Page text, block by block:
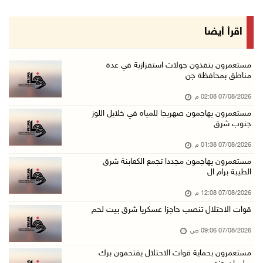
الذهب يتجه لأفضل أداء أسبوعي منذ كانون الثاني
قوات الاحتلال تنصب حاجزا عسكريا شرق بيت لحم
مستعمرون بحماية قوات الاحتلال يقتحمون برك سلي ...
محافظة القدس: انسحاب قوات الاحتلال من مخيم قل ...
07/آب/2026 08:23 ص
الطقس: أجواء صافية صيفية والحرارة حول معدلها ...
07/آب/2026 08:15 ص
تواصل انتهاكات الاحتلال والمستعمرين: اعتقالات ...
اقرأ أيضا
مستعمرون ينفذون جولات استفزازية في عدة
مناطق بمحافظة جن
07/08/2026 02:08 م
مستعمرون يهاجمون صهريجا للمياه في خلايل اللوز
جنوب شرق
07/08/2026 01:38 م
مستعمرون يهاجمون مجددا تجمع الكعابنة شرق
الطيبة برام ال
07/08/2026 12:08 م
قوات الاحتلال تنصب حاجزا عسكريا شرق بيت لحم
07/08/2026 09:06 ص
مستعمرون بحماية قوات الاحتلال يقتحمون برك